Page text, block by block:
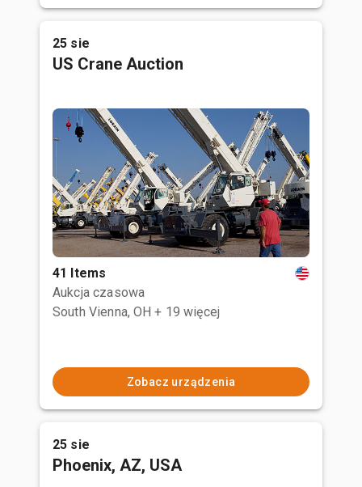
25 sie
US Crane Auction
41 Items
Aukcja czasowa
South Vienna, OH + 19 więcej
Zobacz urządzenia
25 sie
Phoenix, AZ, USA